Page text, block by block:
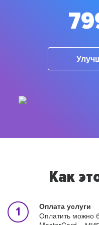
Как
Оплата услуги
Оплатить можно